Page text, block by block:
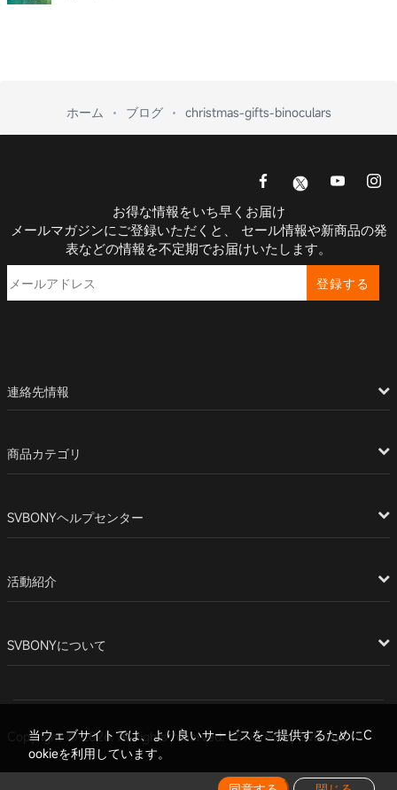
ホーム ブログ christmas-gifts-binoculars
お得な情報をいち早くお届け
メールマガジンにご登録いただくと、 セール情報や新商品の発
表などの情報を不定期でお届けいたします。
登録する
連絡先情報
商品カテゴリ
SVBONYヘルプセンター
活動紹介
SVBONYについて
Copyright © 2026. All rights reserved. Powered by Svbony.
当ウェブサイトでは、より良いサービスをご提供するためにC
ookieを利用しています。